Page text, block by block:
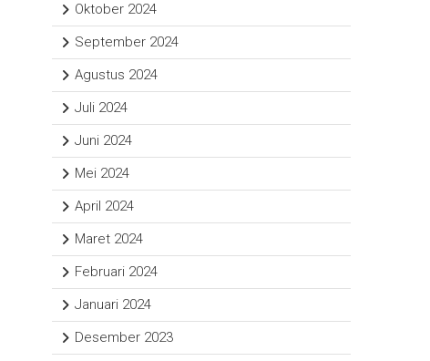
Oktober 2024
September 2024
Agustus 2024
Juli 2024
Juni 2024
Mei 2024
April 2024
Maret 2024
Februari 2024
Januari 2024
Desember 2023